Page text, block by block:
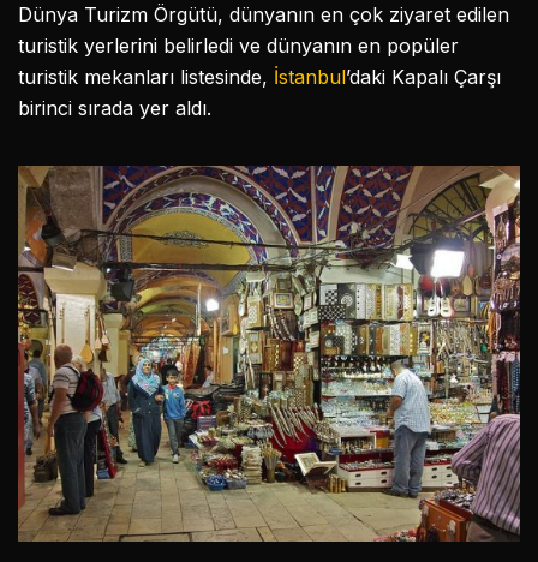
Dünya Turizm Örgütü, dünyanın en çok ziyaret edilen
turistik yerlerini belirledi ve dünyanın en popüler
turistik mekanları listesinde, İstanbul’daki Kapalı Çarşı
birinci sırada yer aldı.